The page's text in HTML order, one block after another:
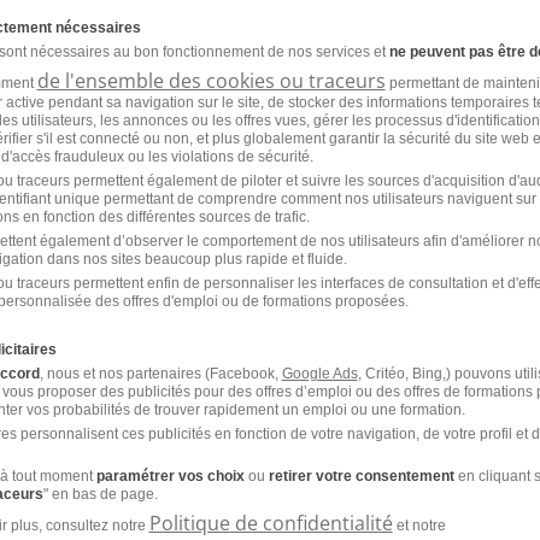
par métier à Saint-
Emploi Enseignant de la conduite Saint-Nazaire
Emploi Chargé administration de l'alternance
Saint-Nazaire
pour le métier
dans d'autres villes
Emploi Formateur informatique Cachan
nécessaires
nécessaires au bon fonctionnement de nos services etne peuvent pas être
de l'ensemble des cookies ou traceurs permettant de
active pendant sa navigation sur le site, de stocker des informations temporaires
utilisateurs, les annonces ou les offres vues, gérer les processus
s'il est connecté ou non, et plus globalement garantir la sécurité du site web
d'accès frauduleux ou les violations de sécurité.
traceurs permettent également de piloter et suivre les sources d'acquisition
unique permettant de comprendre comment nos utilisateurs naviguent sur
en fonction des différentes sources de trafic.
également d’observer le comportement de nos utilisateurs afin d'améliorer
dans nos sites beaucoup plus rapide et fluide.
traceurs permettent enfin de personnaliser les interfaces de consultation et
des offres d'emploi ou de formations proposées.
, nous et nos partenaires (Facebook, Google Ads, Critéo, Bing,) pouvons
proposer des publicités pour des offres d’emploi ou des offres de formations
vos probabilités de trouver rapidement un emploi ou une formation.
personnalisent ces publicités en fonction de votre navigation, de votre profil et
tout momentparamétrer vos choixou retirer votre consentementen cliquant
" en bas de page.
plus, consultez notre Politique de confidentialité et notre